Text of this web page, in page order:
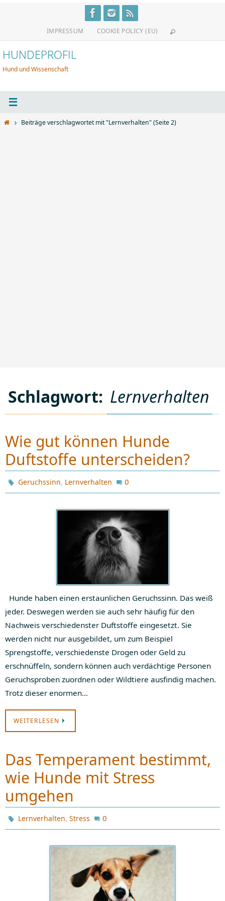
IMPRESSUM COOKIE POLICY (EU)
HUNDEPROFIL
Hund und Wissenschaft
StartBeiträge verschlagwortet mit "Lernverhalten"(Seite 2)
Schlagwort: Lernverhalten
Wie gut können Hunde
Duftstoffe unterscheiden?
Geruchssinn, Lernverhalten 0
Hunde haben einen erstaunlichen Geruchssinn. Das weiß
jeder. Deswegen werden sie auch sehr häufig für den
Nachweis verschiedenster Duftstoffe eingesetzt. Sie
werden nicht nur ausgebildet, um zum Beispiel
Sprengstoffe, verschiedenste Drogen oder Geld zu
erschnüffeln, sondern können auch verdächtige Personen
Geruchsproben zuordnen oder Wildtiere ausfindig machen.
Trotz dieser enormen…
WEITERLESEN
Das Temperament bestimmt,
wie Hunde mit Stress
umgehen
Lernverhalten,Stress 0